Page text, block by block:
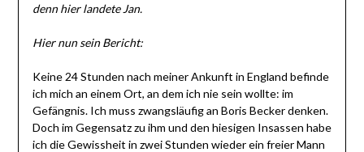
denn hier landete Jan.
Hier nun sein Bericht:
Keine 24 Stunden nach meiner Ankunft in England befinde
ich mich an einem Ort, an dem ich nie sein wollte: im
Gefängnis. Ich muss zwangsläufig an Boris Becker denken.
Doch im Gegensatz zu ihm und den hiesigen Insassen habe
ich die Gewissheit in zwei Stunden wieder ein freier Mann